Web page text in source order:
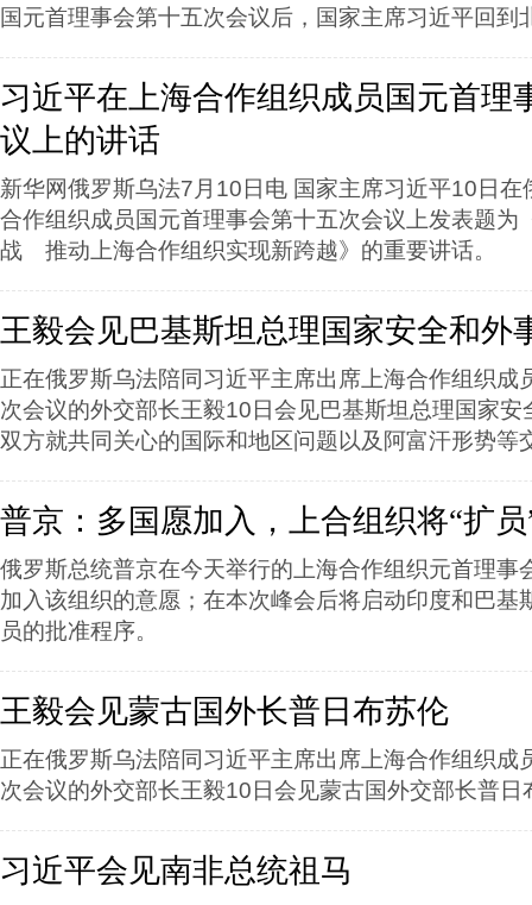
国元首理事会第十五次会议后，国家主席习近平回到
习近平在上海合作组织成员国元首理
议上的讲话
新华网俄罗斯乌法7月10日电 国家主席习近平10日在
合作组织成员国元首理事会第十五次会议上发表题
战 推动上海合作组织实现新跨越》的重要讲话。
王毅会见巴基斯坦总理国家安全和外
正在俄罗斯乌法陪同习近平主席出席上海合作组织成
次会议的外交部长王毅10日会见巴基斯坦总理国家安
双方就共同关心的国际和地区问题以及阿富汗形势等
普京：多国愿加入，上合组织将“扩员
俄罗斯总统普京在今天举行的上海合作组织元首理事
加入该组织的意愿；在本次峰会后将启动印度和巴基
员的批准程序。
王毅会见蒙古国外长普日布苏伦
正在俄罗斯乌法陪同习近平主席出席上海合作组织成
次会议的外交部长王毅10日会见蒙古国外交部长普日
习近平会见南非总统祖马